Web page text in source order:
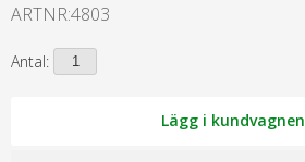
ARTNR:4803
Antal:
Lägg i kundvagnen